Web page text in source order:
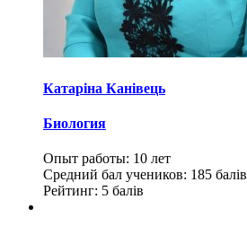
Катаріна Канівець
Биология
Опыт работы: 10 лет
Средний бал учеников: 185 балів
Рейтинг: 5 балів